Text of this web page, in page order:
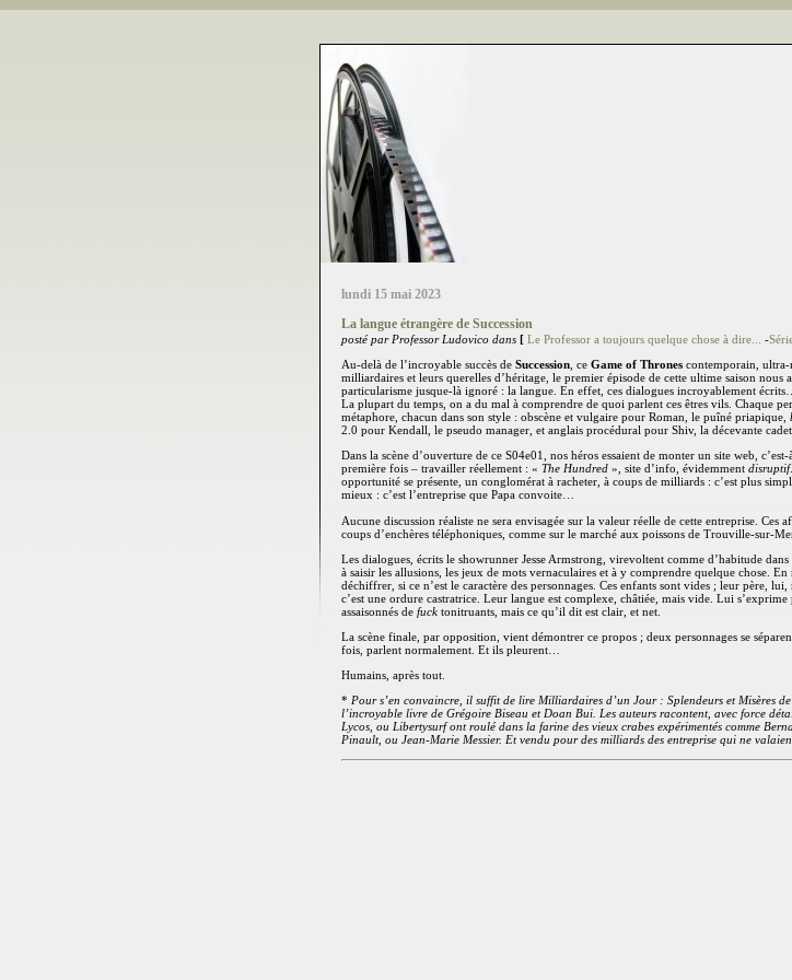
lundi 15 mai 2023
La langue étrangère de Succession
posté par Professor Ludovico dans [ Le Professor a toujours quelque chose à dire... -
Au-delà de l’incroyable succès de Succession , ce Game of Thrones contemporain, ultra-
milliardaires et leurs querelles d’héritage, le premier épisode de cette ultime saison nous
particularisme jusque-là ignoré : la langue. En effet, ces dialogues incroyablement
La plupart du temps, on a du mal à comprendre de quoi parlent ces êtres vils. Chaque
métaphore, chacun dans son style : obscène et vulgaire pour Roman, le puîné priapique,
2.0 pour Kendall, le pseudo manager, et anglais procédural pour Shiv, la décevante
Dans la scène d’ouverture de ce S04e01, nos héros essaient de monter un site web,
première fois – travailler réellement : « The Hundred », site d’info, évidemment disruptif
opportunité se présente, un conglomérat à racheter, à coups de milliards : c’est plus
mieux : c’est l’entreprise que Papa convoite…
Aucune discussion réaliste ne sera envisagée sur la valeur réelle de cette entreprise. Ces
coups d’enchères téléphoniques, comme sur le marché aux poissons de Trouville-sur-
Les dialogues, écrits le showrunner Jesse Armstrong, virevoltent comme d’habitude dans
à saisir les allusions, les jeux de mots vernaculaires et à y comprendre quelque chose.
déchiffrer, si ce n’est le caractère des personnages. Ces enfants sont vides ; leur père, lui,
c’est une ordure castratrice. Leur langue est complexe, châtiée, mais vide. Lui s’exprime
assaisonnés de fuck tonitruants, mais ce qu’il dit est clair, et net.
La scène finale, par opposition, vient démontrer ce propos ; deux personnages se
fois, parlent normalement. Et ils pleurent…
Humains, après tout.
* Pour s’en convaincre, il suffit de lire Milliardaires d’un Jour : Splendeurs et Misères
l’incroyable livre de Grégoire Biseau et Doan Bui. Les auteurs racontent, avec force
Lycos, ou Libertysurf ont roulé dans la farine des vieux crabes expérimentés comme
Pinault, ou Jean-Marie Messier. Et vendu pour des milliards des entreprise qui ne